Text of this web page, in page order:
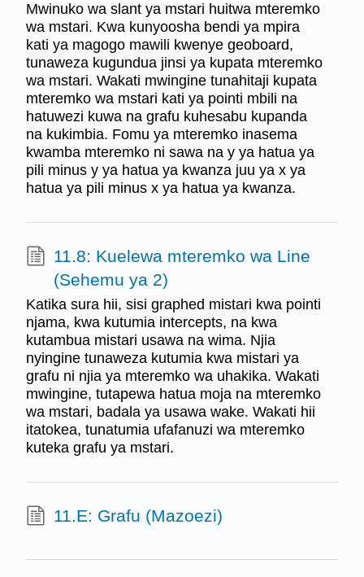
Mwinuko wa slant ya mstari huitwa mteremko
wa mstari. Kwa kunyoosha bendi ya mpira
kati ya magogo mawili kwenye geoboard,
tunaweza kugundua jinsi ya kupata mteremko
wa mstari. Wakati mwingine tunahitaji kupata
mteremko wa mstari kati ya pointi mbili na
hatuwezi kuwa na grafu kuhesabu kupanda
na kukimbia. Fomu ya mteremko inasema
kwamba mteremko ni sawa na y ya hatua ya
pili minus y ya hatua ya kwanza juu ya x ya
hatua ya pili minus x ya hatua ya kwanza.
11.8: Kuelewa mteremko wa Line
(Sehemu ya 2)
Katika sura hii, sisi graphed mistari kwa pointi
njama, kwa kutumia intercepts, na kwa
kutambua mistari usawa na wima. Njia
nyingine tunaweza kutumia kwa mistari ya
grafu ni njia ya mteremko wa uhakika. Wakati
mwingine, tutapewa hatua moja na mteremko
wa mstari, badala ya usawa wake. Wakati hii
itatokea, tunatumia ufafanuzi wa mteremko
kuteka grafu ya mstari.
11.E: Grafu (Mazoezi)